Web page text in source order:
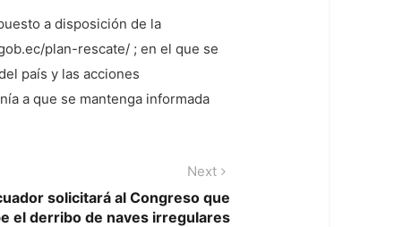
a disposición de la
plan-rescate/ ; en el que se
país y las acciones
a que se mantenga informada
Next
solicitará al Congreso que
el derribo de naves irregulares